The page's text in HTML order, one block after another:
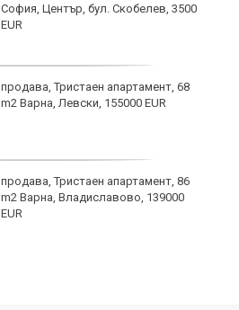
София, Център, бул. Скобелев, 3500
EUR
продава, Тристаен апартамент, 68
m2 Варна, Левски, 155000 EUR
продава, Тристаен апартамент, 86
m2 Варна, Владиславово, 139000
EUR